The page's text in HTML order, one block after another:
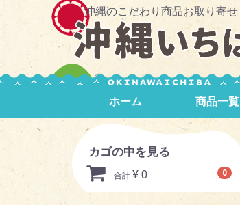
沖縄のこだわり商品お取り寄せ
ホーム 商品一覧
カゴの中を見る
0
合計 ¥ 0